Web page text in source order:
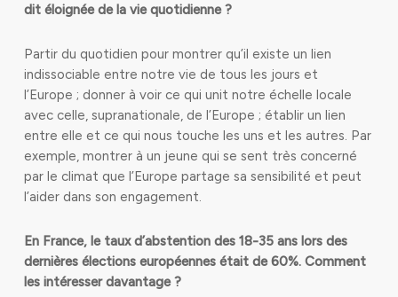
dit éloignée de la vie quotidienne ?
Partir du quotidien pour montrer qu’il existe un lien
indissociable entre notre vie de tous les jours et
l’Europe ; donner à voir ce qui unit notre échelle locale
avec celle, supranationale, de l’Europe ; établir un lien
entre elle et ce qui nous touche les uns et les autres. Par
exemple, montrer à un jeune qui se sent très concerné
par le climat que l’Europe partage sa sensibilité et peut
l’aider dans son engagement.
En France, le taux d’abstention des 18-35 ans lors des
dernières élections européennes était de 60%. Comment
les intéresser davantage ?